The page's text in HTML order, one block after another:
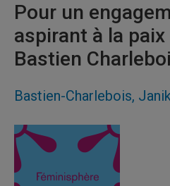
Pour un
aspirant à la
Bastien
Bastien-Charlebois,